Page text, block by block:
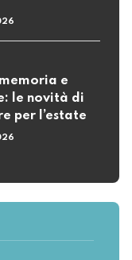
e
le novità di
per l’estate